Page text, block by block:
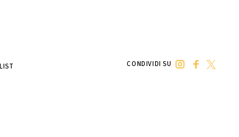
CONDIVIDI SU